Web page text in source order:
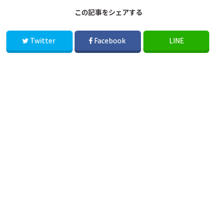
この記事をシェアする
Twitter Facebook LINE